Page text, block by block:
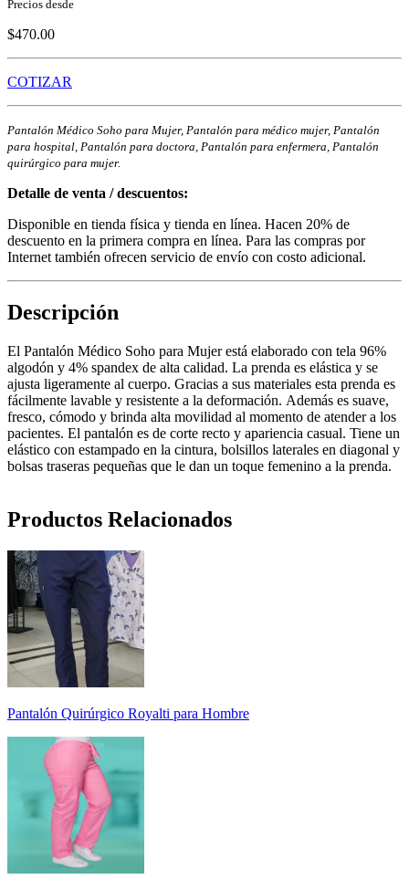
Precios desde
$470.00
COTIZAR
Pantalón Médico Soho para Mujer, Pantalón para médico mujer, Pantalón
para hospital, Pantalón para doctora, Pantalón para enfermera, Pantalón
quirúrgico para mujer.
Detalle de venta / descuentos:
Disponible en tienda física y tienda en línea. Hacen 20% de
descuento en la primera compra en línea. Para las compras por
Internet también ofrecen servicio de envío con costo adicional.
Descripción
El Pantalón Médico Soho para Mujer está elaborado con tela 96%
algodón y 4% spandex de alta calidad. La prenda es elástica y se
ajusta ligeramente al cuerpo. Gracias a sus materiales esta prenda es
fácilmente lavable y resistente a la deformación. Además es suave,
fresco, cómodo y brinda alta movilidad al momento de atender a los
pacientes. El pantalón es de corte recto y apariencia casual. Tiene un
elástico con estampado en la cintura, bolsillos laterales en diagonal y
bolsas traseras pequeñas que le dan un toque femenino a la prenda.
Productos Relacionados
Pantalón Quirúrgico Royalti para Hombre